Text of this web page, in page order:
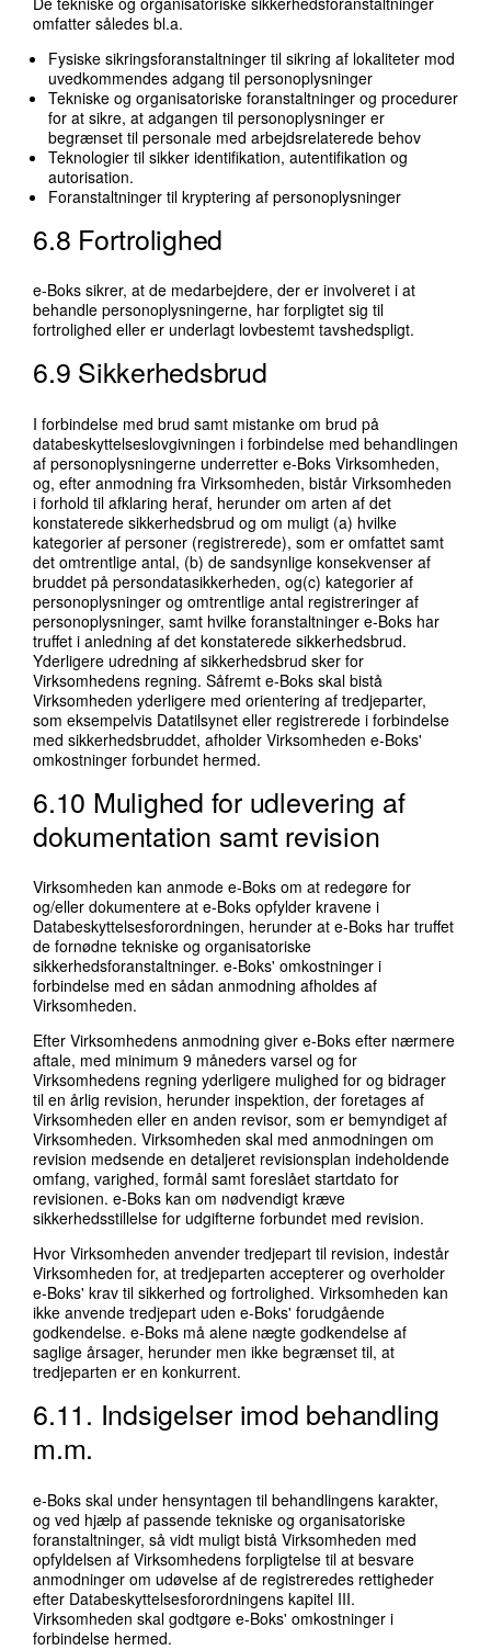
omfatter således bl.a.
Fysiske sikringsforanstaltninger til sikring af lokaliteter mod
uvedkommendes adgang til personoplysninger
Tekniske og organisatoriske foranstaltninger og procedurer
for at sikre, at adgangen til personoplysninger er
begrænset til personale med arbejdsrelaterede behov
Teknologier til sikker identifikation, autentifikation og
autorisation.
Foranstaltninger til kryptering af personoplysninger
6.8 Fortrolighed
e-Boks sikrer, at de medarbejdere, der er involveret i at
behandle personoplysningerne, har forpligtet sig til
fortrolighed eller er underlagt lovbestemt tavshedspligt.
6.9 Sikkerhedsbrud
I forbindelse med brud samt mistanke om brud på
databeskyttelseslovgivningen i forbindelse med behandlingen
af personoplysningerne underretter e-Boks Virksomheden,
og, efter anmodning fra Virksomheden, bistår Virksomheden
i forhold til afklaring heraf, herunder om arten af det
konstaterede sikkerhedsbrud og om muligt (a) hvilke
kategorier af personer (registrerede), som er omfattet samt
det omtrentlige antal, (b) de sandsynlige konsekvenser af
bruddet på persondatasikkerheden, og(c) kategorier af
personoplysninger og omtrentlige antal registreringer af
personoplysninger, samt hvilke foranstaltninger e-Boks har
truffet i anledning af det konstaterede sikkerhedsbrud.
Yderligere udredning af sikkerhedsbrud sker for
Virksomhedens regning. Såfremt e-Boks skal bistå
Virksomheden yderligere med orientering af tredjeparter,
som eksempelvis Datatilsynet eller registrerede i forbindelse
med sikkerhedsbruddet, afholder Virksomheden e-Boks'
omkostninger forbundet hermed.
6.10 Mulighed for udlevering af
dokumentation samt revision
Virksomheden kan anmode e-Boks om at redegøre for
og/eller dokumentere at e-Boks opfylder kravene i
Databeskyttelsesforordningen, herunder at e-Boks har truffet
de fornødne tekniske og organisatoriske
sikkerhedsforanstaltninger. e-Boks' omkostninger i
forbindelse med en sådan anmodning afholdes af
Virksomheden.
Efter Virksomhedens anmodning giver e-Boks efter nærmere
aftale, med minimum 9 måneders varsel og for
Virksomhedens regning yderligere mulighed for og bidrager
til en årlig revision, herunder inspektion, der foretages af
Virksomheden eller en anden revisor, som er bemyndiget af
Virksomheden. Virksomheden skal med anmodningen om
revision medsende en detaljeret revisionsplan indeholdende
omfang, varighed, formål samt foreslået startdato for
revisionen. e-Boks kan om nødvendigt kræve
sikkerhedsstillelse for udgifterne forbundet med revision.
Hvor Virksomheden anvender tredjepart til revision, indestår
Virksomheden for, at tredjeparten accepterer og overholder
e-Boks' krav til sikkerhed og fortrolighed. Virksomheden kan
ikke anvende tredjepart uden e-Boks' forudgående
godkendelse. e-Boks må alene nægte godkendelse af
saglige årsager, herunder men ikke begrænset til, at
tredjeparten er en konkurrent.
6.11. Indsigelser imod behandling
m.m.
e-Boks skal under hensyntagen til behandlingens karakter,
og ved hjælp af passende tekniske og organisatoriske
foranstaltninger, så vidt muligt bistå Virksomheden med
opfyldelsen af Virksomhedens forpligtelse til at besvare
anmodninger om udøvelse af de registreredes rettigheder
efter Databeskyttelsesforordningens kapitel III.
Virksomheden skal godtgøre e-Boks' omkostninger i
forbindelse hermed.